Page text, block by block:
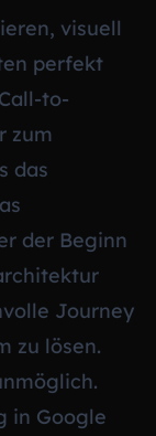
visuell
perfekt
to-
zum
das
der Beginn
Journey
zu lösen.
in Google